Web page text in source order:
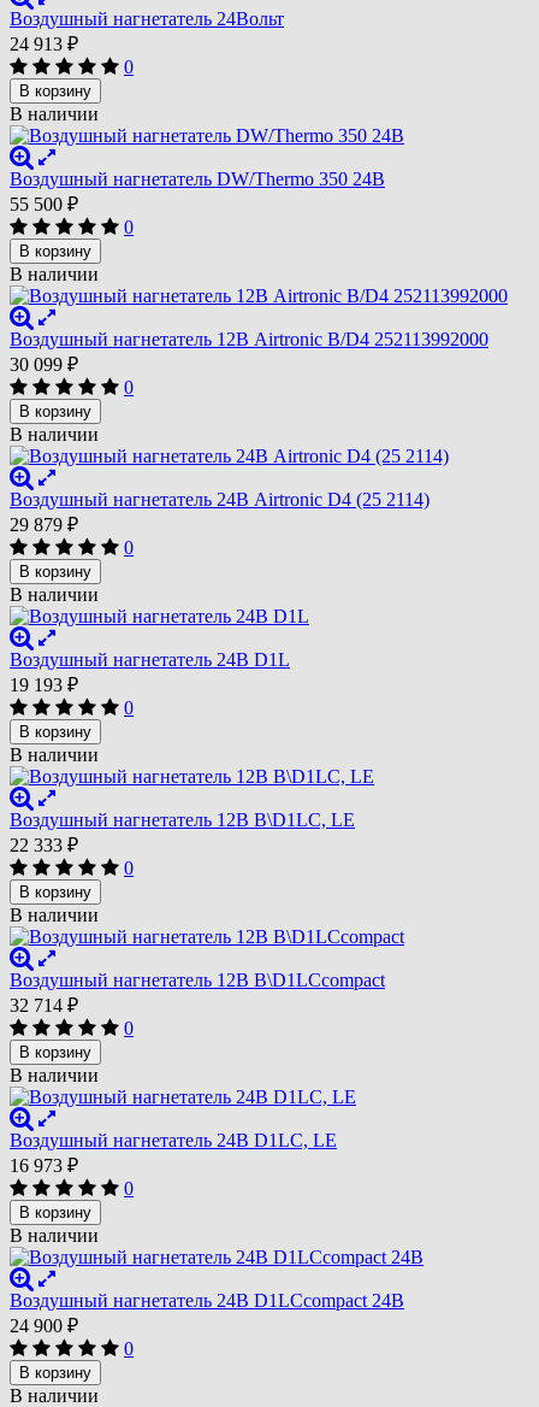
Воздушный нагнетатель 24Bольт
24 913 ₽
0
В корзину
В наличии
Воздушный нагнетатель DW/Thermo 350 24B
55 500 ₽
0
В корзину
В наличии
Воздушный нагнетатель 12В Airtronic B/D4 252113992000
30 099 ₽
0
В корзину
В наличии
Воздушный нагнетатель 24В Airtronic D4 (25 2114)
29 879 ₽
0
В корзину
В наличии
Воздушный нагнетатель 24В D1L
19 193 ₽
0
В корзину
В наличии
Воздушный нагнетатель 12В B\D1LC, LE
22 333 ₽
0
В корзину
В наличии
Воздушный нагнетатель 12В B\D1LCcompact
32 714 ₽
0
В корзину
В наличии
Воздушный нагнетатель 24В D1LC, LE
16 973 ₽
0
В корзину
В наличии
Воздушный нагнетатель 24В D1LCcompact 24В
24 900 ₽
0
В корзину
В наличии